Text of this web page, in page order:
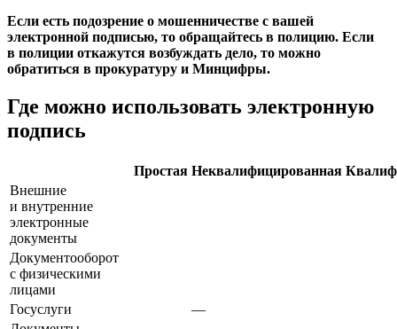
Если есть подозрение о мошенничестве с вашей
электронной подписью, то обращайтесь в полицию. Если
в полиции откажутся возбуждать дело, то можно
обратиться в прокуратуру и Минцифры.
Где можно использовать электронную
подпись
Простая Неквалифицированная
Внешние
и внутренние
электронные
документы
Документооборот
с физическими
лицами
Госуслуги
—